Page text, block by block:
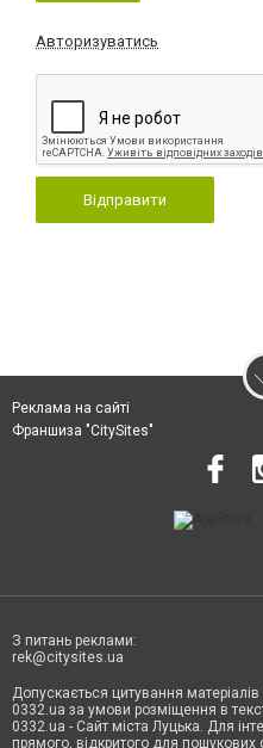
Авторизуватись
Відправити
Реклама на сайті
Франшиза "CitySites"
З питань реклами:
rek@citysites.ua
Допускається цитування
0332.ua за умови розміщення в
0332.ua - Сайт міста Луцька. Для
прямого, відкритого для пошукових